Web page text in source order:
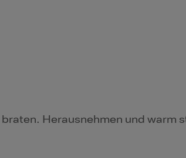
Herausnehmen und warm